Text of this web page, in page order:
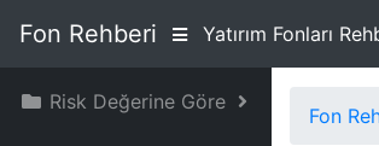
Fon Rehberi Yatırım Fonları
Risk Değerine Göre
Fon